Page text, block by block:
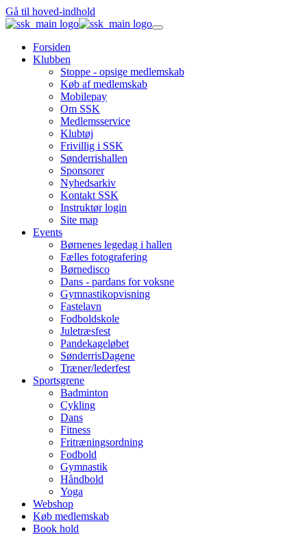
Gå til hoved-indhold
Forsiden
Klubben
Stoppe - opsige medlemskab
Køb af medlemskab
Mobilepay
Om SSK
Medlemsservice
Klubtøj
Frivillig i SSK
Sønderrishallen
Sponsorer
Nyhedsarkiv
Kontakt SSK
Instruktør login
Site map
Events
Børnenes legedag i hallen
Fælles fotografering
Børnedisco
Dans - pardans for voksne
Gymnastikopvisning
Fastelavn
Fodboldskole
Juletræsfest
Pandekageløbet
SønderrisDagene
Træner/lederfest
Sportsgrene
Badminton
Cykling
Dans
Fitness
Fritræningsordning
Fodbold
Gymnastik
Håndbold
Yoga
Webshop
Køb medlemskab
Book hold